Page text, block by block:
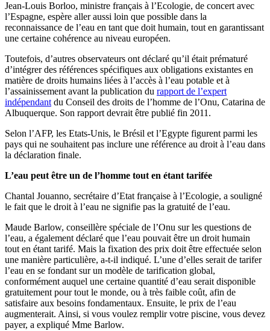
Jean-Louis Borloo, ministre français à l’Ecologie, de concert avec
l’Espagne, espère aller aussi loin que possible dans la
reconnaissance de l’eau en tant que doit humain, tout en garantissant
une certaine cohérence au niveau européen.
Toutefois, d’autres observateurs ont déclaré qu’il était prématuré
d’intégrer des références spécifiques aux obligations existantes en
matière de droits humains liées à l’accès à l’eau potable et à
l’assainissement avant la publication du rapport de l’expert
indépendant du Conseil des droits de l’homme de l’Onu, Catarina de
Albuquerque. Son rapport devrait être publié fin 2011.
Selon l’AFP, les Etats-Unis, le Brésil et l’Egypte figurent parmi les
pays qui ne souhaitent pas inclure une référence au droit à l’eau dans
la déclaration finale.
L’eau peut être un de l’homme tout en étant tarifée
Chantal Jouanno, secrétaire d’Etat française à l’Ecologie, a souligné
le fait que le droit à l’eau ne signifie pas la gratuité de l’eau.
Maude Barlow, conseillère spéciale de l’Onu sur les questions de
l’eau, a également déclaré que l’eau pouvait être un droit humain
tout en étant tarifé. Mais la fixation des prix doit être effectuée selon
une manière particulière, a-t-il indiqué. L’une d’elles serait de tarifer
l’eau en se fondant sur un modèle de tarification global,
conformément auquel une certaine quantité d’eau serait disponible
gratuitement pour tout le monde, ou à très faible coût, afin de
satisfaire aux besoins fondamentaux. Ensuite, le prix de l’eau
augmenterait. Ainsi, si vous voulez remplir votre piscine, vous devez
payer, a expliqué Mme Barlow.